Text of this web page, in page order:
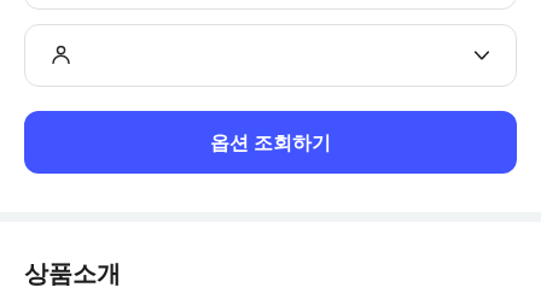
옵션 조회하기
상품소개